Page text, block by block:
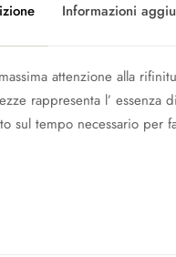
Informazioni
attenzione alla
rappresenta l’ essenza
sul tempo necessario per